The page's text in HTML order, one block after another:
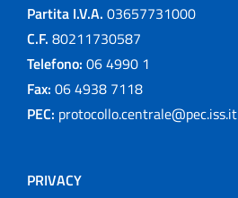
Partita I.V.A. 03657731000
C.F. 80211730587
Telefono: 06 4990 1
Fax: 06 4938 7118
PEC: protocollo.centrale@pec.iss.it
PRIVACY